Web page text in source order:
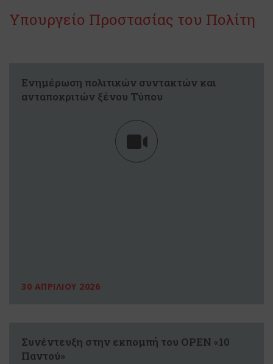
Υπουργείο Προστασίας του Πολίτη
Ενημέρωση πολιτικών συντακτών και
ανταποκριτών ξένου Τύπου
30 ΑΠΡΙΛΙΟΥ 2026
Συνέντευξη στην εκπομπή του ΟΡΕΝ «10
Παντού»